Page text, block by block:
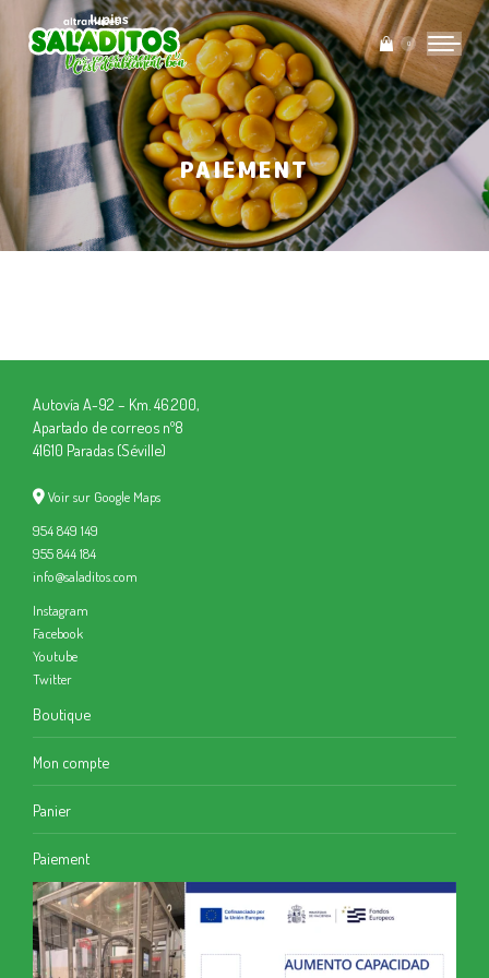
0
PAIEMENT
Vous êtes ici :
Autovía A-92 – Km. 46.200,
Apartado de correos nº8
41610 Paradas (Séville)
Voir sur Google Maps
954 849 149
955 844 184
info@saladitos.com
Instagram
Facebook
Youtube
Twitter
Boutique
Mon compte
Panier
Paiement